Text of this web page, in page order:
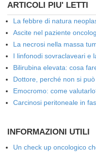
ARTICOLI PIU' LETTI
La febbre di natura
Ascite nel paziente
La necrosi nella massa
I linfonodi sovraclaveari e
Bilirubina elevata: cosa
Dottore, perché non si
Emocromo: come
Carcinosi peritoneale in
INFORMAZIONI UTILI
Un check up oncologico